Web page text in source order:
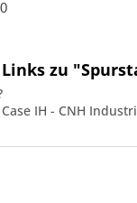
zu
IH - CNH